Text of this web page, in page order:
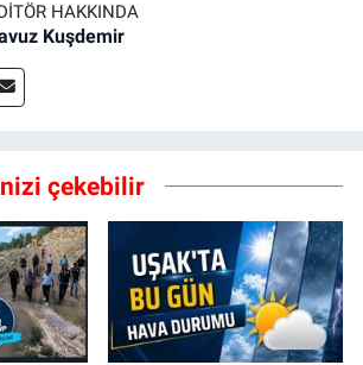
HAKKINDA
Kuşdemir
çekebilir